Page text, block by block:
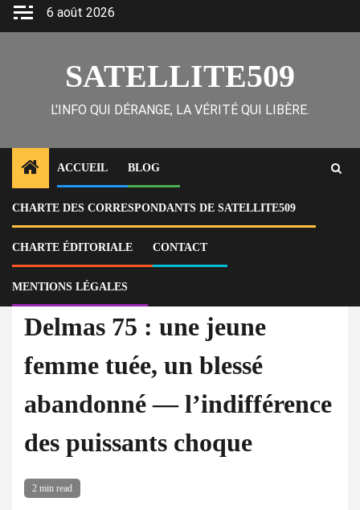
Skip
6 août 2026
SATELLITE509
L'INFO QUI DÉRANGE, LA VÉRITÉ QUI LIBÈRE.
ACCUEIL BLOG
CHARTE DES CORRESPONDANTS DE SATELLITE509
CHARTE ÉDITORIALE CONTACT
MENTIONS LÉGALES
Home
Actu
Delmas 75 : une jeune femme tuée, un blessé abandonné —
l’indifférence des puissants choque
À la Une Actu
Delmas 75 : une jeune
femme tuée, un blessé
abandonné — l’indifférence
des puissants choque
2 min read